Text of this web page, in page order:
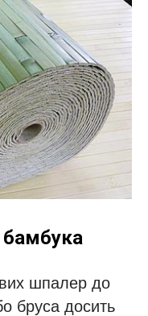
бамбука
шпалер до
бруса досить